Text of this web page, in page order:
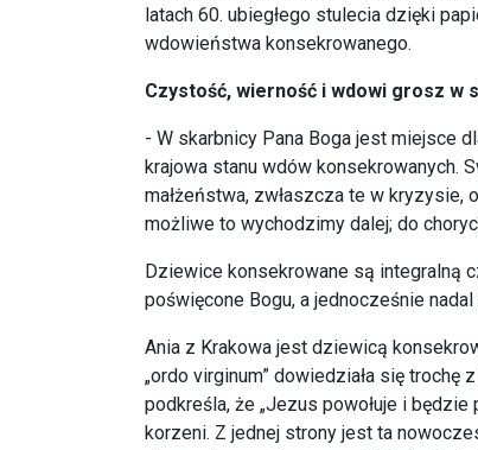
latach 60. ubiegłego stulecia dzięki
wdowieństwa konsekrowanego.
Czystość, wierność i wdowi grosz w
- W skarbnicy Pana Boga jest miejsce
krajowa stanu wdów konsekrowanych.
małżeństwa, zwłaszcza te w
możliwe to wychodzimy dalej; do
Dziewice konsekrowane są integralną
poświęcone Bogu, a jednocześnie
Ania z Krakowa jest dziewicą
„ordo virginum” dowiedziała się
podkreśla, że „Jezus powołuje i
korzeni. Z jednej strony jest ta